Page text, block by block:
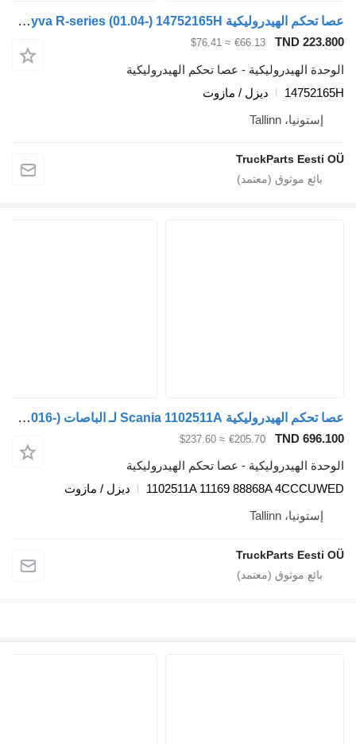
عصا تحكم الهيدروليكية Hyva R-series (01.04-) 14752165H لـ السيارات القاطرة Scania P,G,R,T-series (2004-2017)
€66.13
≈ $76.41
- عصا تحكم الهيدروليكية
ديزل / مازوت
عصا تحكم الهيدروليكية Scania 1102511A لـ الباصات Scania K-Series (2016-)
€205.70
≈ $237.60
- عصا تحكم الهيدروليكية
1102511A 11169 88868A
ديزل / مازوت